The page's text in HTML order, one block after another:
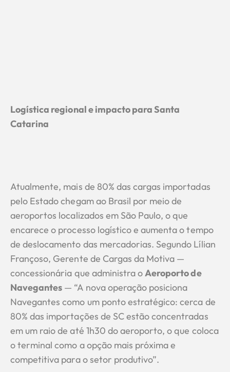
Logística regional e impacto para Santa
Catarina
Atualmente, mais de 80% das cargas importadas
pelo Estado chegam ao Brasil por meio de
aeroportos localizados em São Paulo, o que
encarece o processo logístico e aumenta o tempo
de deslocamento das mercadorias. Segundo Lílian
Françoso, Gerente de Cargas da Motiva —
concessionária que administra oAeroporto de
Navegantes — “A nova operação posiciona
Navegantes como um ponto estratégico: cerca de
80% das importações de SC estão concentradas
em um raio de até 1h30 do aeroporto, o que coloca
o terminal como a opção mais próxima e
competitiva para o setor produtivo”.